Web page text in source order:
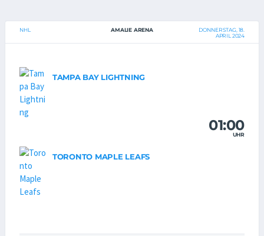
NHL AMALIE ARENA
DONNERSTAG, 18.
APRIL 2024
TAMPA BAY LIGHTNING
01:00
UHR
TORONTO MAPLE LEAFS